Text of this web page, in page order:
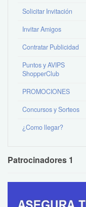
Solicitar Invitación
Invitar Amigos
Contratar Publicidad
Puntos y AVIPS
ShopperClub
PROMOCIONES
Concursos y Sorteos
¿Como llegar?
Patrocinadores 1